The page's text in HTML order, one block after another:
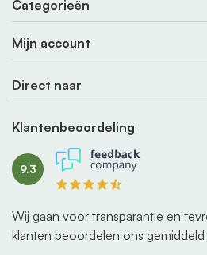
Categorieën
Mijn account
Direct naar
Klantenbeoordeling
9.3
Wij gaan voor transparantie en
klanten beoordelen ons